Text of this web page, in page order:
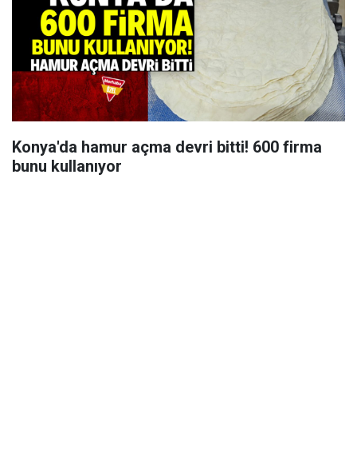
Konya'da hamur açma devri bitti! 600 firma
bunu kullanıyor